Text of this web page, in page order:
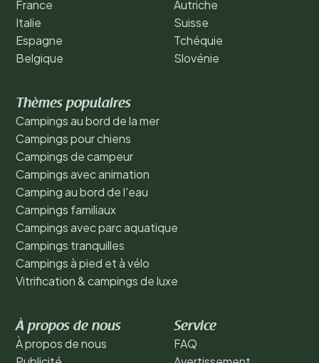
France
Italie
Espagne
Belgique
Autriche
Suisse
Tchéquie
Slovénie
Thèmes populaires
Campings au bord de la mer
Campings pour chiens
Campings de campeur
Campings avec animation
Camping au bord de l'eau
Campings familiaux
Campings avec parc aquatique
Campings tranquilles
Campings à pied et à vélo
Vitrification & campings de luxe
À propos de nous
À propos de nous
Service
FAQ